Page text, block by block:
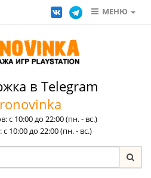
МЕНЮ
в Telegram
с 10:00 до 22:00 (пн. - вс.)
10:00 до 22:00 (пн. - вс.)